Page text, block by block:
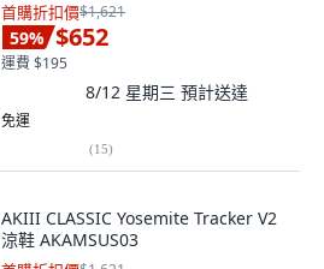
首購折扣價$1,621
59% $652
運費 $195
8/12 星期三 預計送達
免運
(15)
AKIII CLASSIC Yosemite Tracker V2
涼鞋 AKAMSUS03